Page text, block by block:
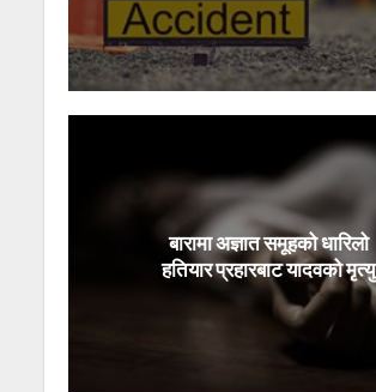
बारामा अज्ञात समूहको धारिलो
हतियार प्रहारबाट यादवको मृत्यु